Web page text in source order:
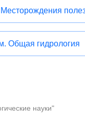
Месторождения
Общая гидрология
науки"